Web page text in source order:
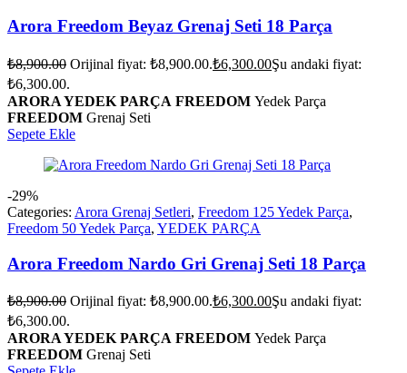
Arora Freedom Beyaz Grenaj Seti 18 Parça
₺8,900.00 Orijinal fiyat: ₺8,900.00.₺6,300.00Şu andaki fiyat:
₺6,300.00.
ARORA YEDEK PARÇA FREEDOM Yedek Parça
FREEDOM Grenaj Seti
Sepete Ekle
-29%
Categories: Arora Grenaj Setleri, Freedom 125 Yedek Parça,
Freedom 50 Yedek Parça, YEDEK PARÇA
Arora Freedom Nardo Gri Grenaj Seti 18 Parça
₺8,900.00 Orijinal fiyat: ₺8,900.00.₺6,300.00Şu andaki fiyat:
₺6,300.00.
ARORA YEDEK PARÇA FREEDOM Yedek Parça
FREEDOM Grenaj Seti